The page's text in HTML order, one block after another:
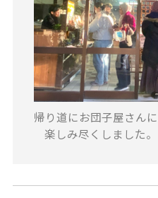
帰り道にお団子屋さん
楽しみ尽くしました。